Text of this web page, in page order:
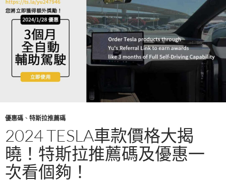
優惠碼 、 特斯拉推薦碼
2024 TESLA車款價格大揭
曉！特斯拉推薦碼及優惠一
次看個夠！